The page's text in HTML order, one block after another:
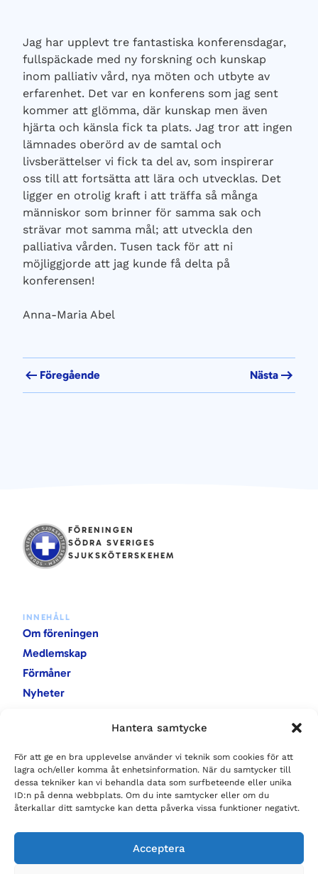
Hantera samtycke
För att ge en bra upplevelse använder vi teknik som cookies för att
lagra och/eller komma åt enhetsinformation. När du samtycker till
dessa tekniker kan vi behandla data som surfbeteende eller unika
ID:n på denna webbplats. Om du inte samtycker eller om du
återkallar ditt samtycke kan detta påverka vissa funktioner negativt.
Acceptera
Jag har upplevt tre fantastiska konferensdagar,
fullspäckade med ny forskning och kunskap
inom palliativ vård, nya möten och utbyte av
erfarenhet. Det var en konferens som jag sent
kommer att glömma, där kunskap men även
hjärta och känsla fick ta plats. Jag tror att ingen
lämnades oberörd av de samtal och
livsberättelser vi fick ta del av, som inspirerar
oss till att fortsätta att lära och utvecklas. Det
ligger en otrolig kraft i att träffa så många
människor som brinner för samma sak och
strävar mot samma mål; att utveckla den
palliativa vården. Tusen tack för att ni
möjliggjorde att jag kunde få delta på
konferensen!
Anna-Maria Abel
Föregående Nästa
FÖRENINGEN
SÖDRA SVERIGES
SJUKSKÖTERSKEHEM
INNEHÅLL
Om föreningen
Medlemskap
Förmåner
Nyheter
KONTAKTA OSS
Baravägen 9
222 40 Lund